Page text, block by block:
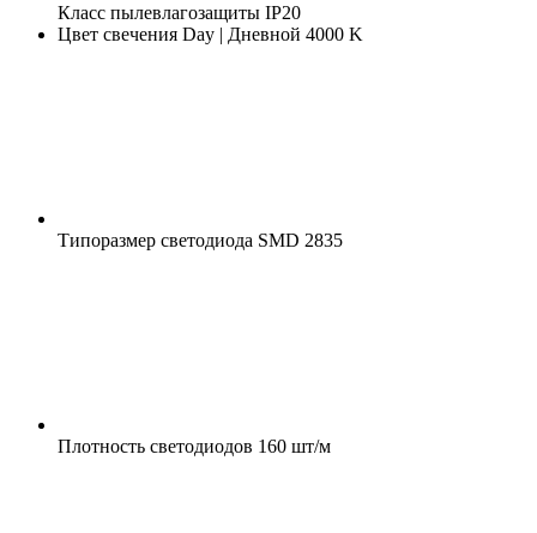
Класс пылевлагозащиты IP20
Цвет свечения Day | Дневной 4000 K
Типоразмер светодиода SMD 2835
Плотность светодиодов 160 шт/м